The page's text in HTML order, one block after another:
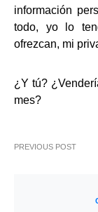
información
todo, yo lo
ofrezcan, mi
¿Y tú?
mes?
PREVIOUS POST